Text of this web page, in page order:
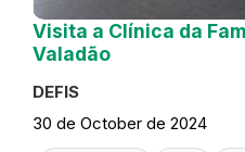
Visita a Clínica da
Valadão
DEFIS
30 de October de 2024